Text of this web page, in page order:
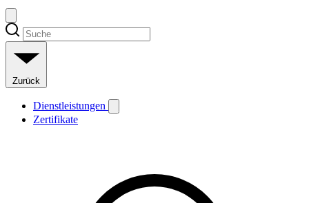
Zurück
Dienstleistungen
Zertifikate